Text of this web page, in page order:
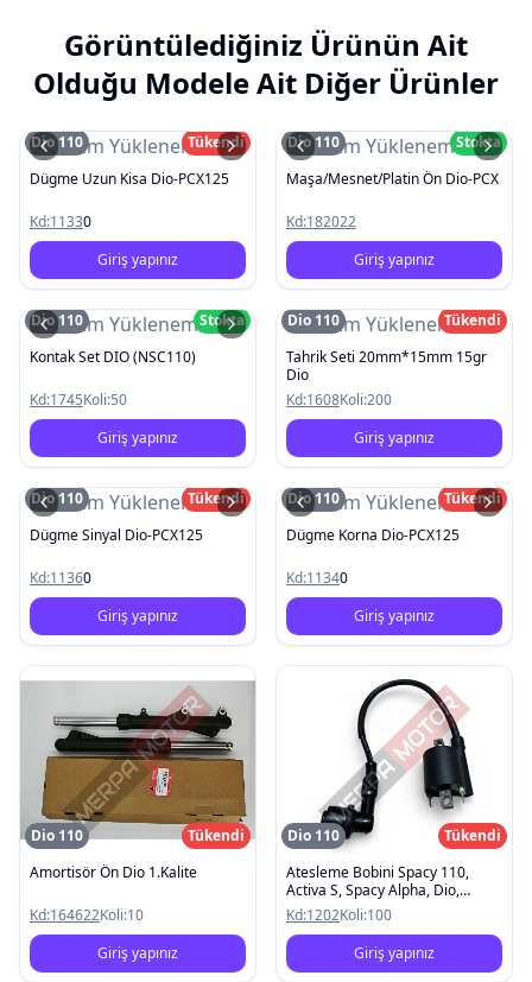
Görüntülediğiniz Ürünün Ait
Olduğu Modele Ait Diğer Ürünler
Resim Yüklenemedi
Dio 110
Tükendi
Dügme Uzun Kisa Dio-PCX125
Kd:11330
Giriş yapınız
Resim Yüklenemedi
Dio 110
Stokta
Maşa/Mesnet/Platin Ön Dio-PCX
Kd:182022
Giriş yapınız
Resim Yüklenemedi
Dio 110
Stokta
Kontak Set DIO (NSC110)
Kd:1745Koli:50
Giriş yapınız
Resim Yüklenemedi
Dio 110
Tükendi
Tahrik Seti 20mm*15mm 15gr
Dio
Kd:1608Koli:200
Giriş yapınız
Resim Yüklenemedi
Dio 110
Tükendi
Dügme Sinyal Dio-PCX125
Kd:11360
Giriş yapınız
Resim Yüklenemedi
Dio 110
Tükendi
Dügme Korna Dio-PCX125
Kd:11340
Giriş yapınız
Dio 110
Tükendi
Amortisör Ön Dio 1.Kalite
Kd:164622Koli:10
Giriş yapınız
Dio 110
Tükendi
Atesleme Bobini Spacy 110,
Activa S, Spacy Alpha, Dio,
Activa S Yeni
Kd:1202Koli:100
Giriş yapınız